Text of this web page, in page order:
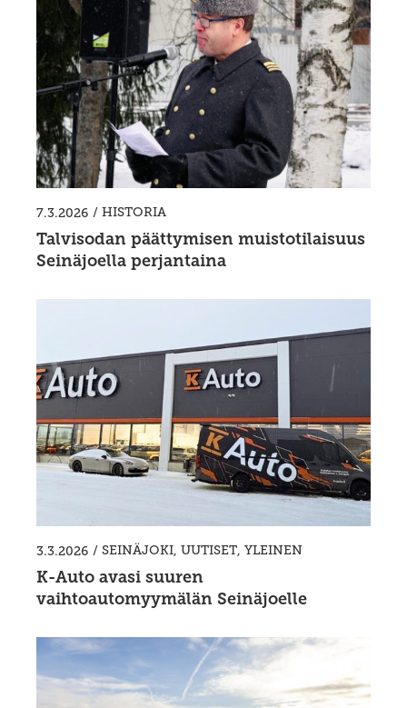
7.3.2026 / HISTORIA
Talvisodan päättymisen muistotilaisuus
Seinäjoella perjantaina
3.3.2026 / SEINÄJOKI, UUTISET, YLEINEN
K-Auto avasi suuren
vaihtoautomyymälän Seinäjoelle